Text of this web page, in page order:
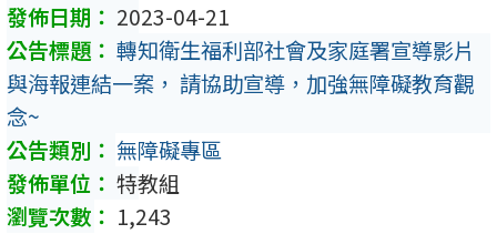
2023-04-21
轉知衛生福利部社會及家庭署宣導影片
與海報連結一案， 請協助宣導，加強無障礙教育觀
念~
無障礙專區
特教組
1,243